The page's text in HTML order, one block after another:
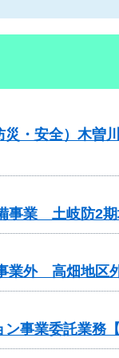
・安全）木曽
事業 土岐防2
業外 高畑地
事業委託業務【